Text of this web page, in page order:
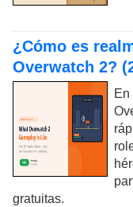
¿Cómo es
Overwatch 2?
gratuitas.